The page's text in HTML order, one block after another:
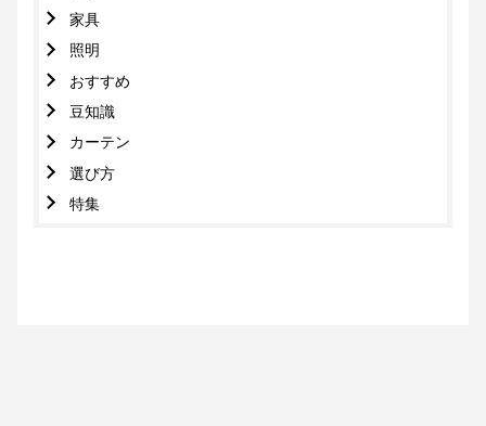
家具
照明
おすすめ
豆知識
カーテン
選び方
特集